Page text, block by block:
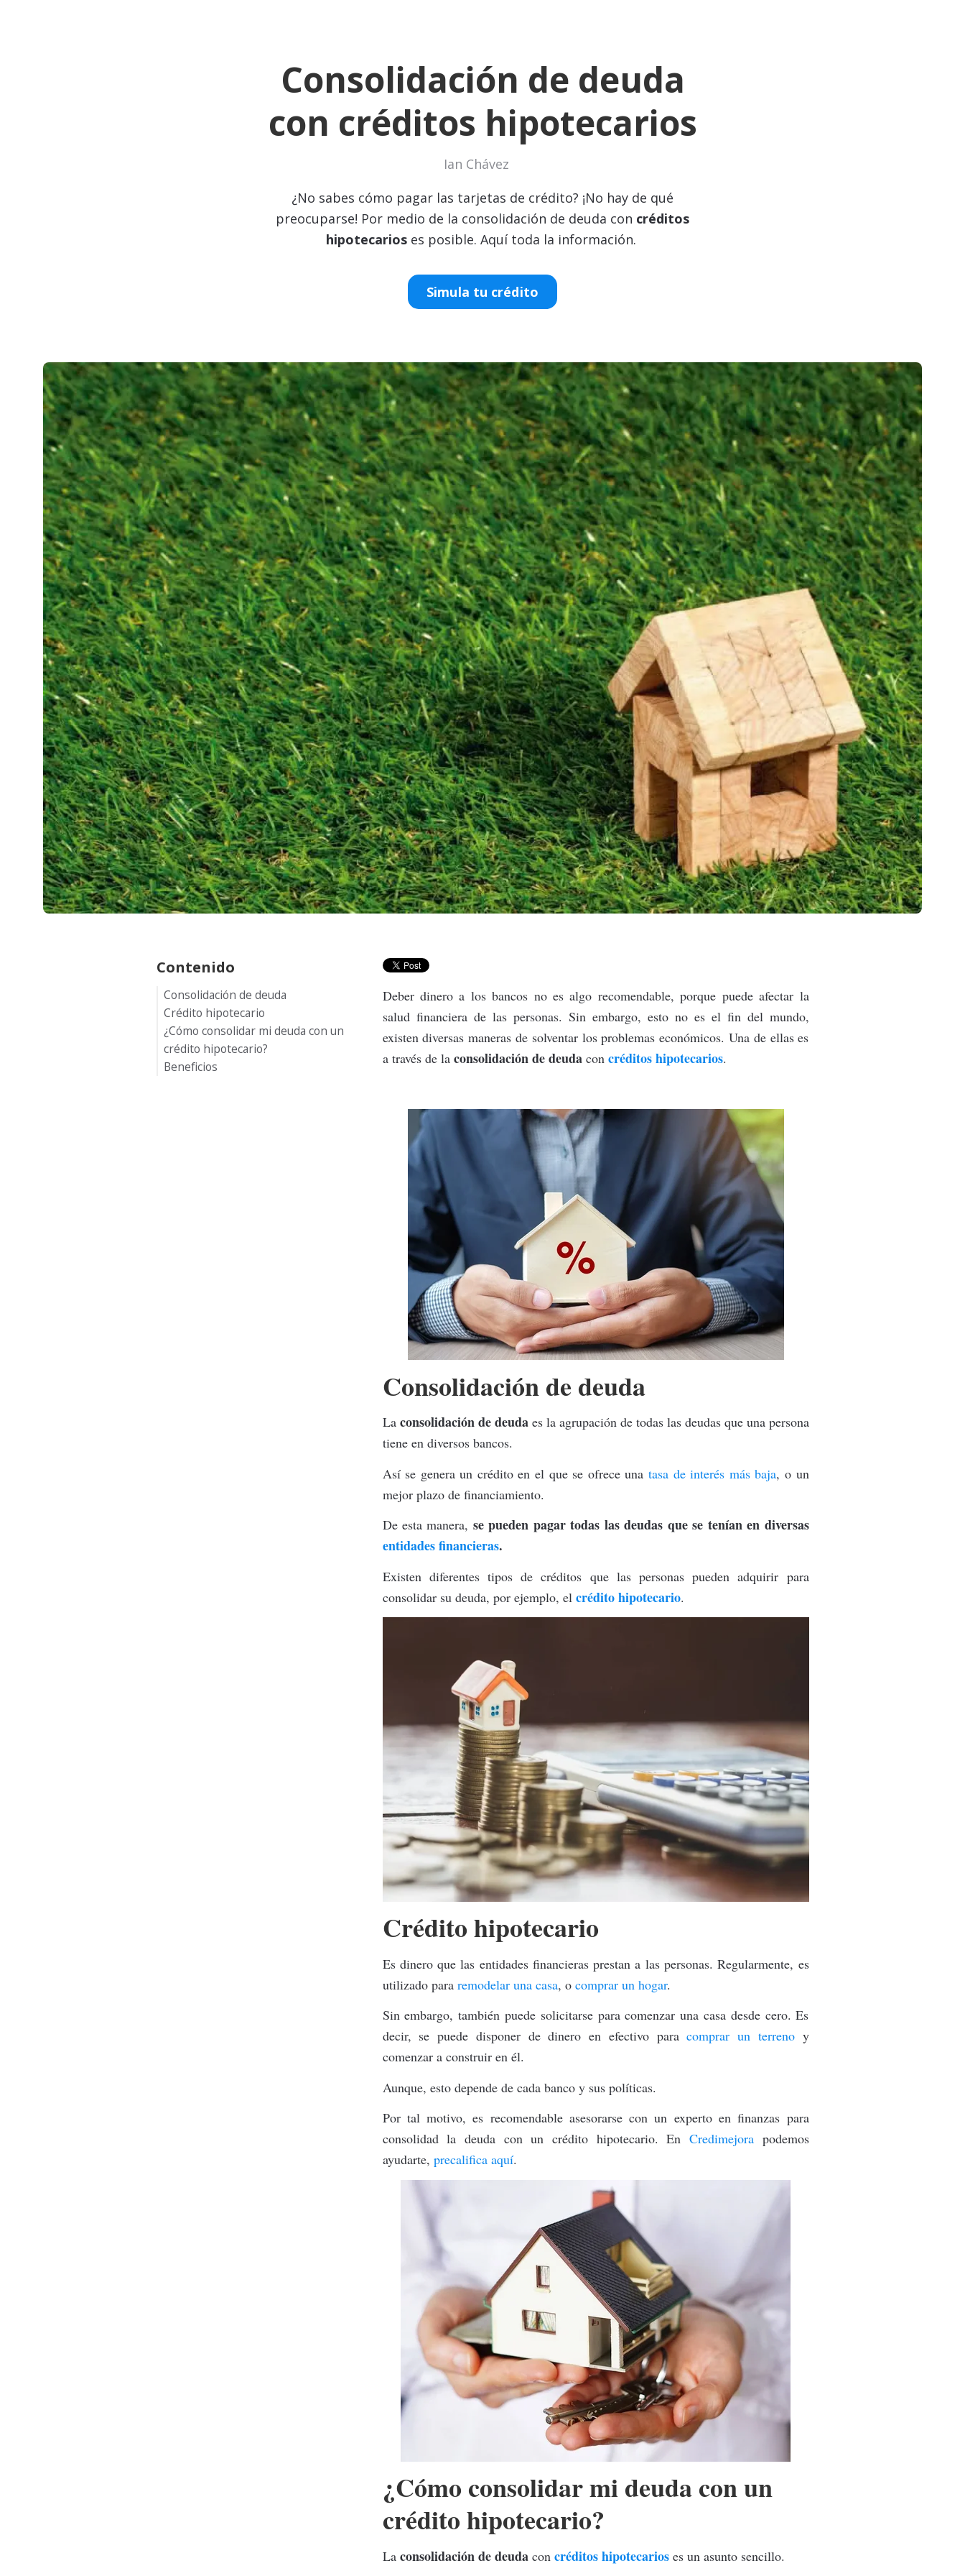
Consolidación de deuda
con créditos hipotecarios
Ian Chávez
¿No sabes cómo pagar las tarjetas de crédito? ¡No hay de qué
preocuparse! Por medio de la consolidación de deuda con créditos
hipotecarioses posible. Aquí toda la información.
Simula tu crédito
Contenido
Consolidación de deuda
Crédito hipotecario
¿Cómo consolidar mi deuda con un
crédito hipotecario?
Beneficios
Deber dinero a los bancos no es algo recomendable, porque puede afectar la
salud financiera de las personas. Sin embargo, esto no es el fin del mundo,
existen diversas maneras de solventar los problemas económicos. Una de ellas es
a través de la consolidación de deuda con créditos hipotecarios.
Consolidación de deuda
La consolidación de deudaes la agrupación de todas las deudas que una persona
tiene en diversos bancos.
Así se genera un crédito en el que se ofrece una tasa de interés más baja, o un
mejor plazo de financiamiento.
De esta manera, se pueden pagar todas las deudas que se tenían en diversas
entidades financieras.
Existen diferentes tipos de créditos que las personas pueden adquirir para
consolidar su deuda, por ejemplo, el crédito hipotecario.
Crédito hipotecario
Es dinero que las entidades financieras prestan a las personas. Regularmente, es
utilizado para remodelar una casa, o comprar un hogar.
Sin embargo, también puede solicitarse para comenzar una casa desde cero. Es
decir, se puede disponer de dinero en efectivo paracomprar un terrenoy
comenzar a construir en él.
Aunque, esto depende de cada banco y sus políticas.
Por tal motivo, es recomendable asesorarse con un experto en finanzas para
consolidad la deuda con un crédito hipotecario. En Credimejorapodemos
ayudarte, precalifica aquí.
¿Cómo consolidar mi deuda con un
crédito hipotecario?
La consolidación de deudacon créditos hipotecarioses un asunto sencillo.